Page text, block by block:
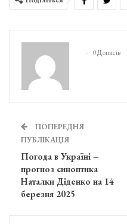
0 Дописів
ПОПЕРЕДНЯ
ПУБЛІКАЦІЯ
Погода в Україні –
прогноз синоптика
Наталки Діденко на 14
березня 2025